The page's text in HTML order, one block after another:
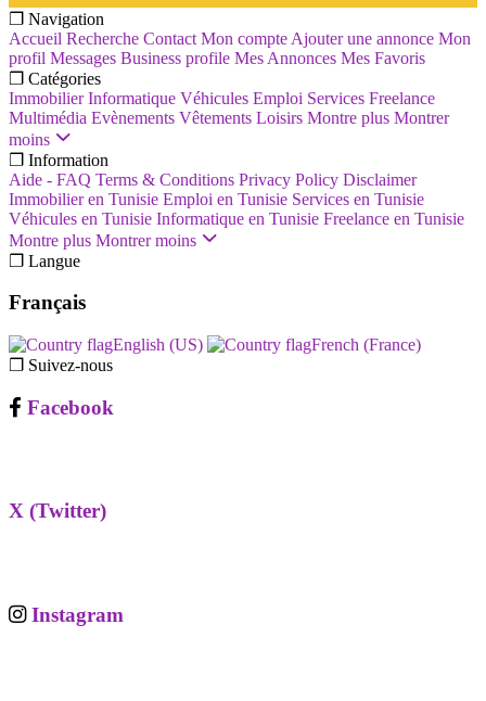
❐ Navigation
Accueil Recherche Contact Mon compte Ajouter une annonce Mon
profil Messages Business profile Mes Annonces Mes Favoris
❐ Catégories
Immobilier Informatique Véhicules Emploi Services Freelance
Multimédia Evènements Vêtements Loisirs Montre plus Montrer
moins
❐ Information
Aide - FAQ Terms & Conditions Privacy Policy Disclaimer
Immobilier en Tunisie Emploi en Tunisie Services en Tunisie
Véhicules en Tunisie Informatique en Tunisie Freelance en Tunisie
Montre plus Montrer moins
❐ Langue
Français
English (US)‎
French (France)‎
❐ Suivez-nous
Facebook
X (Twitter)
Instagram